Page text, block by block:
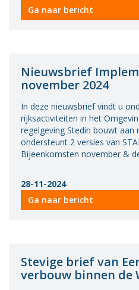
Ga naar bericht
Nieuwsbrief
november 2024
In deze nieuwsbrief vindt u
rijksactiviteiten in het
regelgeving Stedin bouwt
ondersteunt 2 versies van
Bijeenkomsten november &
28-11-2024
Ga naar bericht
Stevige brief van
verbouw binnen de